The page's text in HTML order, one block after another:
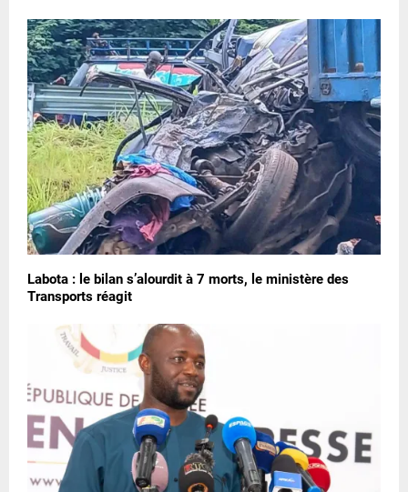
Labota : le bilan s’alourdit à 7 morts, le ministère des
Transports réagit